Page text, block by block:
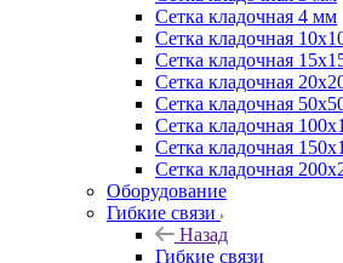
Сетка кладочная 4 мм
Сетка кладочная
Сетка кладочная
Сетка кладочная
Сетка кладочная
Сетка кладочная
Сетка кладочная
Сетка кладочная
Оборудование
Гибкие связи
Назад
Гибкие связи